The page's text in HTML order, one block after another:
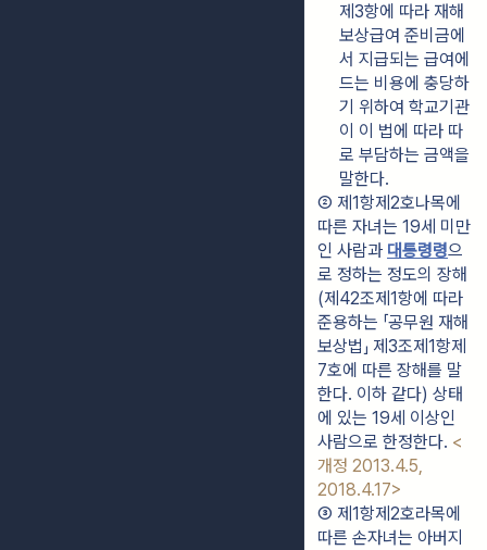
제3항에 따라 재해
보상급여 준비금에
서 지급되는 급여에
드는 비용에 충당하
기 위하여 학교기관
이 이 법에 따라 따
로 부담하는 금액을
말한다.
② 제1항제2호나목에
따른 자녀는 19세 미만
인 사람과 대통령령으
로 정하는 정도의 장해
(제42조제1항에 따라
준용하는 「공무원 재해
보상법」 제3조제1항제
7호에 따른 장해를 말
한다. 이하 같다) 상태
에 있는 19세 이상인
사람으로 한정한다. <
개정 2013.4.5,
2018.4.17>
③ 제1항제2호라목에
따른 손자녀는 아버지